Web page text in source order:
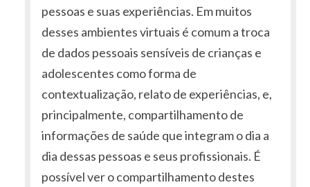
pessoas e suas experiências. Em muitos
desses ambientes virtuais é comum a troca
de dados pessoais sensíveis de crianças e
adolescentes como forma de
contextualização, relato de experiências, e,
principalmente, compartilhamento de
informações de saúde que integram o dia a
dia dessas pessoas e seus profissionais. É
possível ver o compartilhamento destes